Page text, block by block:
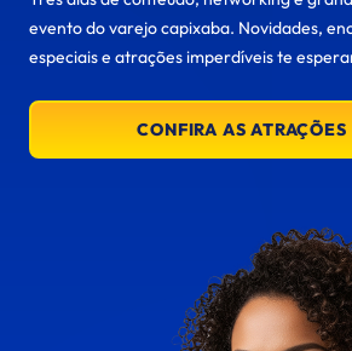
evento do varejo capixaba. Novidades,
especiais e atrações imperdíveis te
CONFIRA AS ATRAÇÕES